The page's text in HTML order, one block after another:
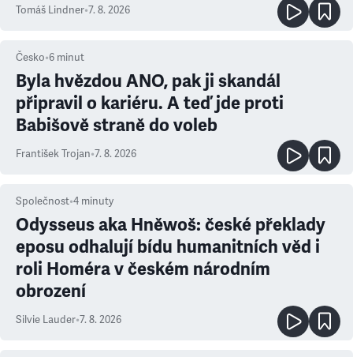
Tomáš Lindner•7. 8. 2026
Česko•6 minut
Byla hvězdou ANO, pak ji skandál
připravil o kariéru. A teď jde proti
Babišově straně do voleb
František Trojan•7. 8. 2026
Společnost•4 minuty
Odysseus aka Hněwoš: české překlady
eposu odhalují bídu humanitních věd i
roli Homéra v českém národním
obrození
Silvie Lauder•7. 8. 2026